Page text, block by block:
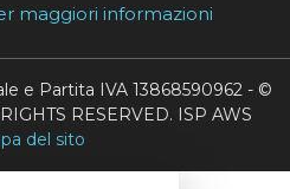
maggiori informazioni
e Partita IVA 13868590962 - ©
RESERVED. ISP AWS
del sito